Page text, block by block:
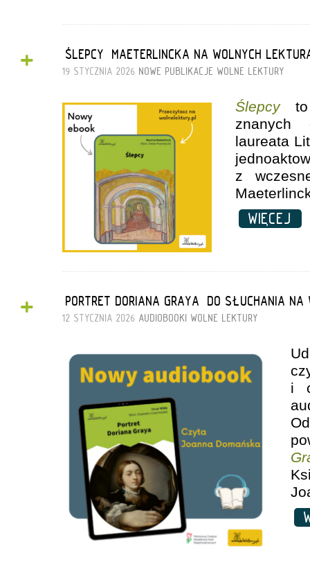
+ „ŚLEPCY” MAETERLINCKA NA WOLNYCH
19 STYCZNIA 2026 NOWE PUBLIKACJE WOLNE LEKTURY
Ślepcyto
znanych
laureata
z
WIĘCEJ
+ „PORTRET DORIANA GRAYA” DO SŁUCHANIA
12 STYCZNIA 2026 AUDIOBOOKI WOLNE LEKTURY
i